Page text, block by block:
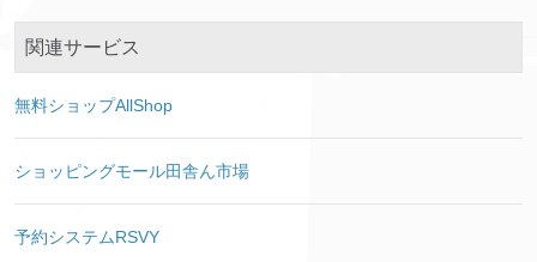
関連サービス
無料ショップAllShop
ショッピングモール田舎ん市場
予約システムRSVY